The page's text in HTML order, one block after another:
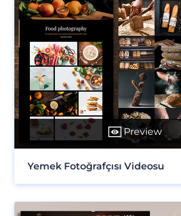
Preview
Yemek Fotoğrafçısı Videosu